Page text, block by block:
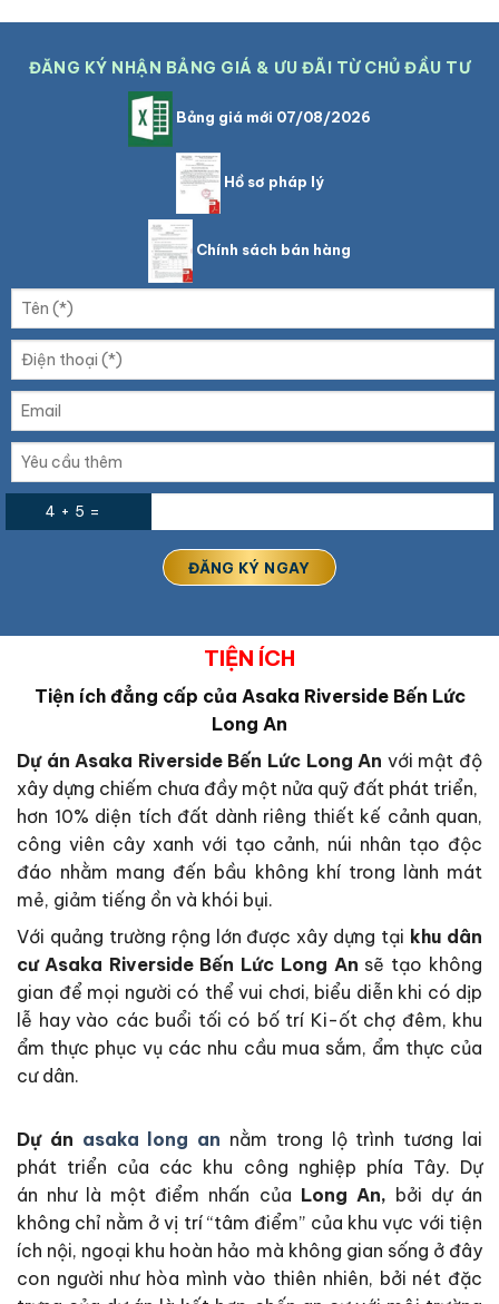
ĐĂNG KÝ NHẬN BẢNG GIÁ & ƯU ĐÃI TỪ CHỦ ĐẦU TƯ
Bảng giá mới 07/08/2026
Hồ sơ pháp lý
Chính sách bán hàng
4 + 5 =
TIỆN ÍCH
Tiện ích đẳng cấp của Asaka Riverside Bến Lức
Long An
Dự án Asaka Riverside Bến Lức Long An với mật độ
xây dựng chiếm chưa đầy một nửa quỹ đất phát triển,
hơn 10% diện tích đất dành riêng thiết kế cảnh quan,
công viên cây xanh với tạo cảnh, núi nhân tạo độc
đáo nhằm mang đến bầu không khí trong lành mát
mẻ, giảm tiếng ồn và khói bụi.
Với quảng trường rộng lớn được xây dựng tại khu dân
cư Asaka Riverside Bến Lức Long An sẽ tạo không
gian để mọi người có thể vui chơi, biểu diễn khi có dịp
lễ hay vào các buổi tối có bố trí Ki-ốt chợ đêm, khu
ẩm thực phục vụ các nhu cầu mua sắm, ẩm thực của
cư dân.
Dự án asaka long an nằm trong lộ trình tương lai
phát triển của các khu công nghiệp phía Tây. Dự
án như là một điểm nhấn của Long An, bởi dự án
không chỉ nằm ở vị trí “tâm điểm” của khu vực với tiện
ích nội, ngoại khu hoàn hảo mà không gian sống ở đây
con người như hòa mình vào thiên nhiên, bởi nét đặc